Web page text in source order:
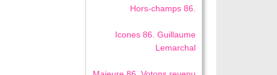
Hors-champs 86.
Icones 86. Guillaume
Lemarchal